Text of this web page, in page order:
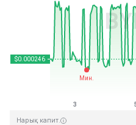
Соңғы жаңарту: 2026-08-09, 04:05
Нарық капит.